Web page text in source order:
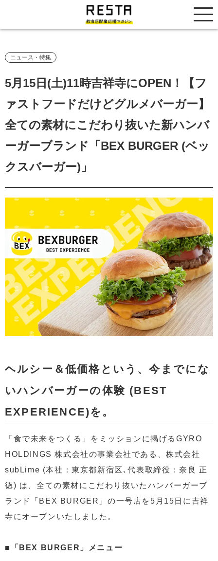
居抜き売却市場
ニュース・特集
5月15日(土)11時吉祥寺にOPEN！【フ
ァストフードだけどグルメバーガー】
全ての素材にこだわり抜いた新ハンバ
ーガーブランド「BEX BURGER (ベッ
クスバーガー)」
ヘルシー＆低価格という、今までにな
いハンバーガーの体験 (BEST
EXPERIENCE)を。
「食で未来をつくる」をミッションに掲げるGYRO
HOLDINGS 株式会社の事業会社である、株式会社
subLime (本社：東京都新宿区､代表取締役：奈良 正
徳) は、全ての素材にこだわり抜いたハンバーガーブ
ランド「BEX BURGER」の一号店を5月15日に吉祥
寺にオープンいたしました。
■「BEX BURGER」メニュー